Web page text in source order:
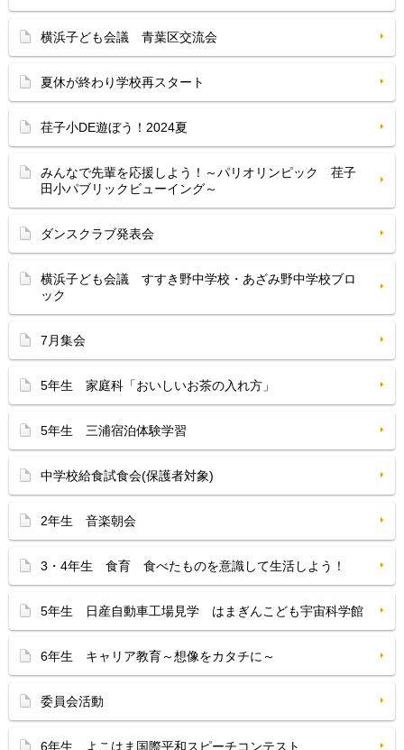
横浜子ども会議 青葉区交流会
夏休が終わり学校再スタート
荏子小DE遊ぼう！2024夏
みんなで先輩を応援しよう！～パリオリンピック 荏子
田小パブリックビューイング～
ダンスクラブ発表会
横浜子ども会議 すすき野中学校・あざみ野中学校ブロ
ック
7月集会
5年生 家庭科「おいしいお茶の入れ方」
5年生 三浦宿泊体験学習
中学校給食試食会(保護者対象)
2年生 音楽朝会
3・4年生 食育 食べたものを意識して生活しよう！
5年生 日産自動車工場見学 はまぎんこども宇宙科学館
6年生 キャリア教育～想像をカタチに～
委員会活動
6年生 よこはま国際平和スピーチコンテスト